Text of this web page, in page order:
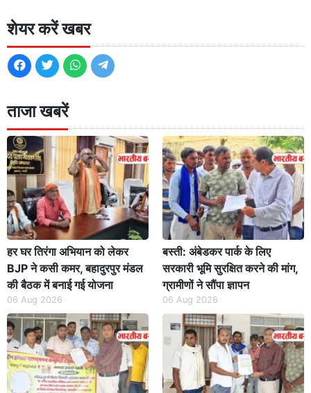
शेयर करें खबर
ताजा खबरें
हर घर तिरंगा अभियान को लेकर
BJP ने कसी कमर, बहादुरपुर मंडल
की बैठक में बनाई गई योजना
06 Aug 2026
बस्ती: अंबेडकर पार्क के लिए
सरकारी भूमि सुरक्षित करने की मांग,
ग्रामीणों ने सौंपा ज्ञापन
06 Aug 2026